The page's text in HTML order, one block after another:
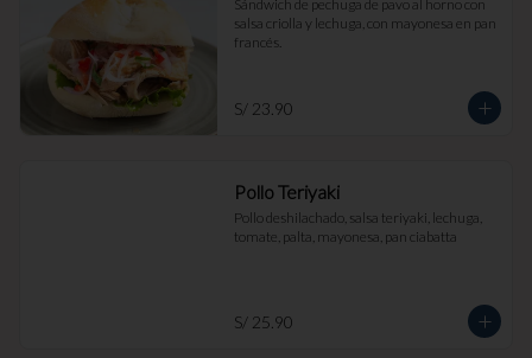
Sándwich de pechuga de pavo al horno con
salsa criolla y lechuga, con mayonesa en pan
francés.
S/ 23.90
Pollo Teriyaki
Pollo deshilachado, salsa teriyaki, lechuga,
tomate, palta, mayonesa, pan ciabatta
S/ 25.90